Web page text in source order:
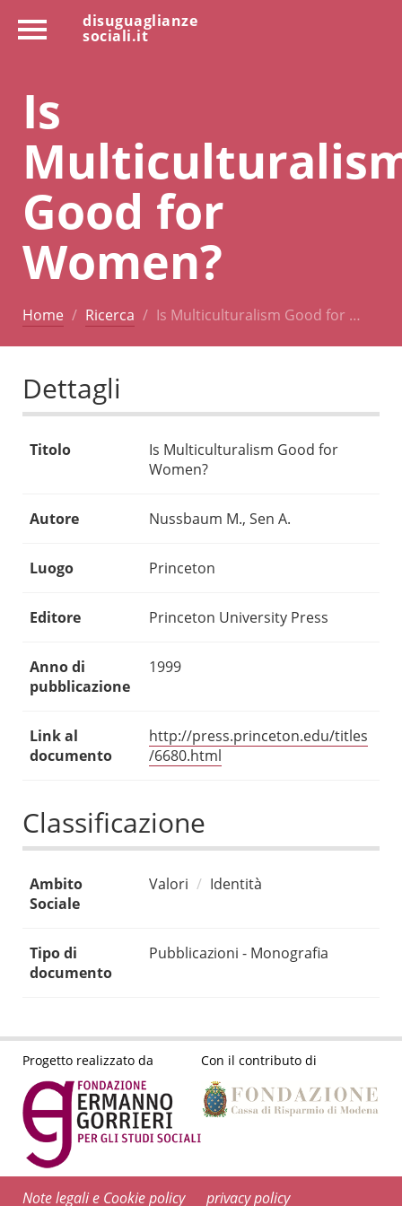
disuguaglianze
sociali.it
Is
Good for
Women?
Home Ricerca Is Multiculturalism Good for …
Dettagli
Titolo
Is Multiculturalism Good for
Women?
Autore Nussbaum M., Sen A.
Luogo Princeton
Editore Princeton University Press
Anno di
pubblicazione
1999
Link al
documento
http://press.princeton.edu/titles
/6680.html
Classificazione
Ambito
Sociale
Valori Identità
Tipo di
documento
Pubblicazioni - Monografia
Progetto realizzato da Con il contributo di
Note legali e Cookie policy privacy policy